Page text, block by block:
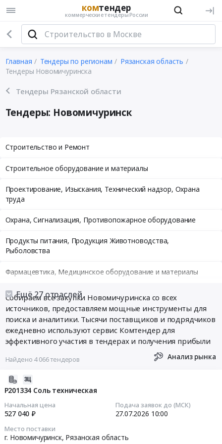
комтендер
коммерческие тендеры России
Главная Тендеры по регионам
Рязанская область
Тендеры Новомичуринска
Тендеры Рязанской области
Тендеры: Новомичуринск
Ещё 27 отраслей
Строительство и Ремонт
Строительное оборудование и материалы
Проектирование, Изыскания, Технический надзор, Охрана
труда
Охрана, Сигнализация, Противопожарное оборудование
Продукты питания, Продукция Животноводства,
Рыболовства
Фармацевтика, Медицинское оборудование и материалы
Медицинские и Оздоровительные услуги
Мебель, Компьютеры и Периферия, Канцтовары, Бытовая
техника
Связь, Информационные технологии
Грузовые и пассажирские перевозки, Транспортные услуги
Полиграфия
Реклама, Дизайн, Маркетинг, Теле и радиовещание
Топливо, Уголь, Продукция нефтепереработки
Собираем все закупки Новомичуринска со всех
источников, предоставляем мощные инструменты для
поиска и аналитики. Тысячи поставщиков и подрядчиков
ежедневно используют сервис Комтендер для
эффективного участия в тендерах и получения прибыли
Найдено 4 066 тендеров Анализ рынка
P201334 Соль техническая
Начальная цена
527 040 ₽
Подача заявок до (МСК)
27.07.2026 10:00
Место поставки
г. Новомичуринск, Рязанская область